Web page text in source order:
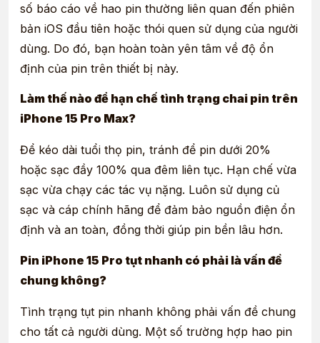
số báo cáo về hao pin thường liên quan đến phiên
bản iOS đầu tiên hoặc thói quen sử dụng của người
dùng. Do đó, bạn hoàn toàn yên tâm về độ ổn
định của pin trên thiết bị này.
Làm thế nào để hạn chế tình trạng chai pin trên
iPhone 15 Pro Max?
Để kéo dài tuổi thọ pin, tránh để pin dưới 20%
hoặc sạc đầy 100% qua đêm liên tục. Hạn chế vừa
sạc vừa chạy các tác vụ nặng. Luôn sử dụng củ
sạc và cáp chính hãng để đảm bảo nguồn điện ổn
định và an toàn, đồng thời giúp pin bền lâu hơn.
Pin iPhone 15 Pro tụt nhanh có phải là vấn đề
chung không?
Tình trạng tụt pin nhanh không phải vấn đề chung
cho tất cả người dùng. Một số trường hợp hao pin